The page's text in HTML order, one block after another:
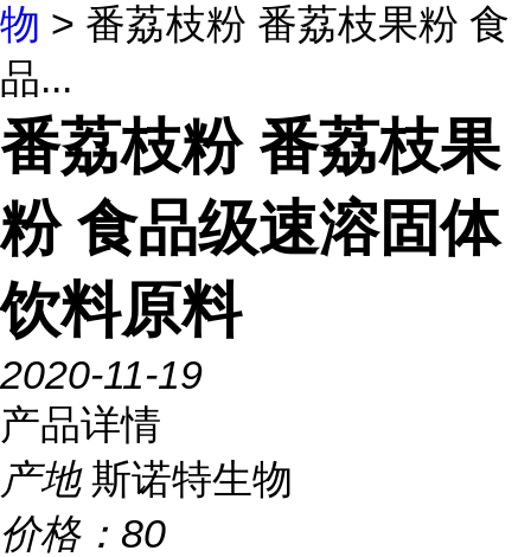
物 > 番荔枝粉 番荔枝果粉 食
品...
番荔枝粉 番荔枝果
粉 食品级速溶固体
饮料原料
2020-11-19
产品详情
产地 斯诺特生物
价格： 80